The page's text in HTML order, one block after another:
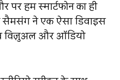
हम स्मार्टफोन का ही
सैमसंग ने एक ऐसा डिवाइस
विज़ुअल और ऑडियो